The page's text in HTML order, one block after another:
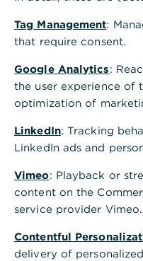
beantragen. Falls Sie
Firmenkonto bei uns
ebenfalls digital
Ihre Firma nutzt
Ihre Firma nutzt
Ihre Firma ist noch
Tag Management:
that require consent.
Google Analytics:
the user experience of
optimization of
LinkedIn: Tracking
LinkedIn ads and
Vimeo: Playback or
content on the
service provider Vimeo.
Contentful
delivery of